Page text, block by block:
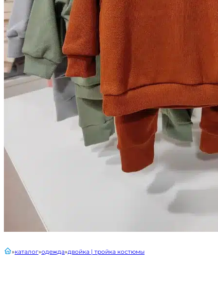
главнаякаталог одежда двойка | тройка костюмы